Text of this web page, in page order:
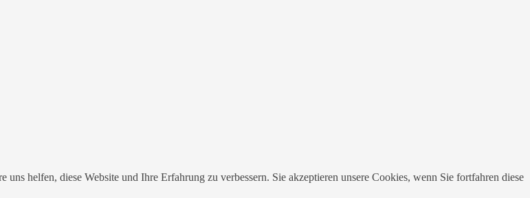
helfen, diese Website und Ihre Erfahrung zu verbessern. Sie akzeptieren unsere Cookies, wenn Sie fortfahren diese